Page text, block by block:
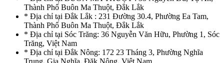
Thành Phố Buôn Ma Thuột, Đắk Lắk
* Địa chỉ tại Đắk Lắk : 231 Đường 30.4, Phường Ea Tam,
Thành Phố Buôn Ma Thuột, Đắk Lắk
* Địa chỉ tại Sóc Trăng: 36 Nguyễn Văn Hữu, Phường 1, Sóc
Trăng, Việt Nam
* Địa chỉ tại Đắk Nông: 172 23 Tháng 3, Phường Nghĩa
Trung, Gia Nghĩa, Đăk Nông, Việt Nam